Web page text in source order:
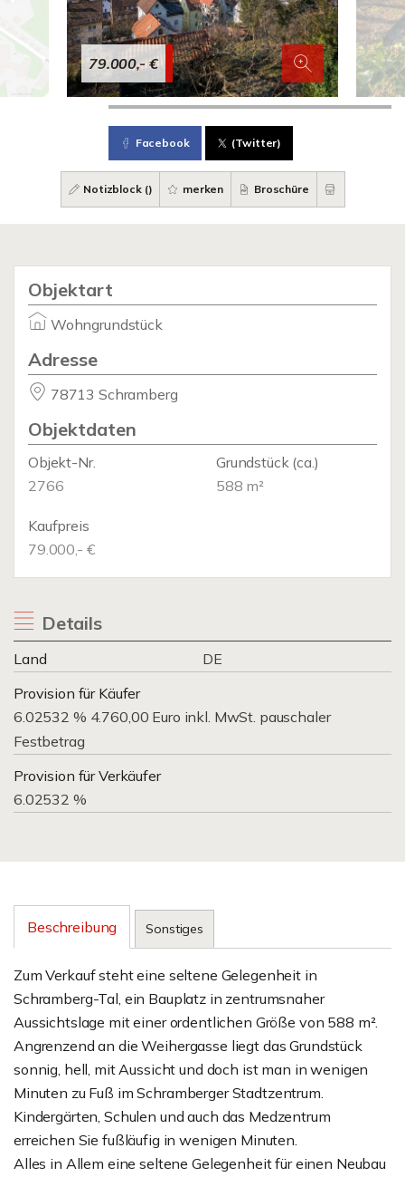
79.000,- €
Facebook (Twitter)
Notizblock () merken Broschüre
Objektart
Wohngrundstück
Adresse
78713 Schramberg
Objektdaten
Objekt-Nr.
2766
Grundstück(ca.)
588 m²
Kaufpreis
79.000,- €
Details
Land
DE
Provision für Käufer
6.02532 % 4.760,00 Euro inkl. MwSt. pauschaler
Festbetrag
Provision für Verkäufer
6.02532 %
Beschreibung Sonstiges
Zum Verkauf steht eine seltene Gelegenheit in
Schramberg-Tal, ein Bauplatz in zentrumsnaher
Aussichtslage mit einer ordentlichen Größe von 588 m².
Angrenzend an die Weihergasse liegt das Grundstück
sonnig, hell, mit Aussicht und doch ist man in wenigen
Minuten zu Fuß im Schramberger Stadtzentrum.
Kindergärten, Schulen und auch das Medzentrum
erreichen Sie fußläufig in wenigen Minuten.
Alles in Allem eine seltene Gelegenheit für einen Neubau